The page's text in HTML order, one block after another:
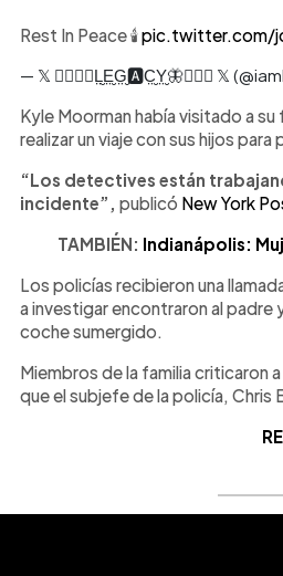
Rest In Peace 🕯pic.twitter.com/
— 𝕏 🕵🏻‍♀️🦋L̤̮E̤̮G̤̮🅰️C̤̮Y̤̮🦋🕵🏻‍♀️ 𝕏
Kyle Moorman había visitado a
realizar un viaje con sus hijos para
“Los detectives están
incidente”, publicó New York
TAMBIÉN: Indianápolis:
Los policías recibieron una
a investigar encontraron al
coche sumergido.
Miembros de la familia criticaron
que el subjefe de la policía, Chris